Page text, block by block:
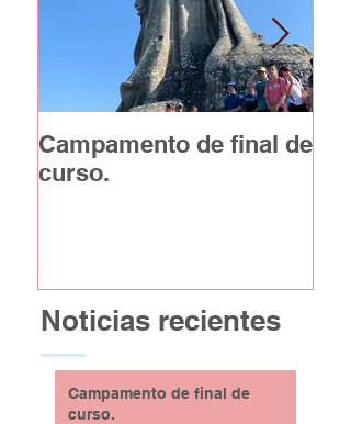
Campamento de final de
curso.
Noticias recientes
Campamento de final de
curso.